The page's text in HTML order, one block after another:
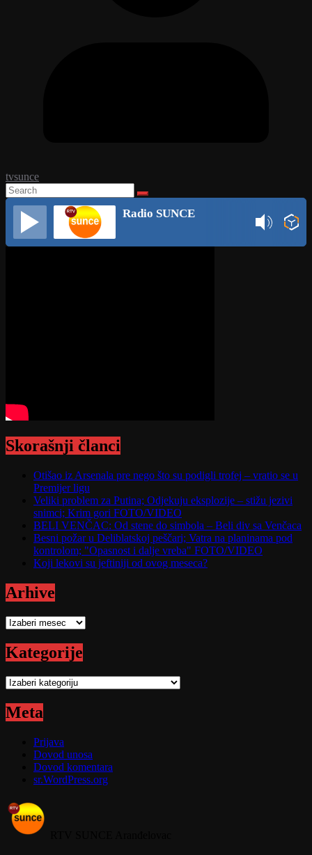
tvsunce
Radio SUNCE
Skorašnji članci
Otišao iz Arsenala pre nego što su podigli trofej – vratio se u
Premijer ligu
Veliki problem za Putina; Odjekuju eksplozije – stižu jezivi
snimci; Krim gori FOTO/VIDEO
BELI VENČAC: Od stene do simbola – Beli div sa Venčaca
Besni požar u Deliblatskoj peščari; Vatra na planinama pod
kontrolom; "Opasnost i dalje vreba" FOTO/VIDEO
Koji lekovi su jeftiniji od ovog meseca?
Arhive
Arhive
Kategorije
Kategorije
Meta
Prijava
Dovod unosa
Dovod komentara
sr.WordPress.org